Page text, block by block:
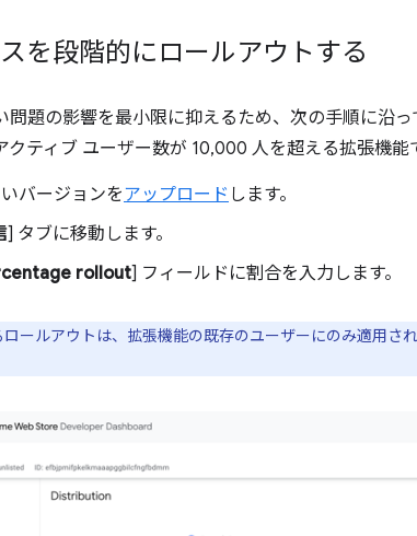
を段階的にロールアウトする
問題の影響を最小限に抑えるため、次の手順に沿
クティブ ユーザー数が 10,000 人を超える拡張機能
バージョンをアップロード します。
] タブに移動します。
rollout] フィールドに割合を入力します。
ールアウトは、拡張機能の既存のユーザーにのみ適用さ